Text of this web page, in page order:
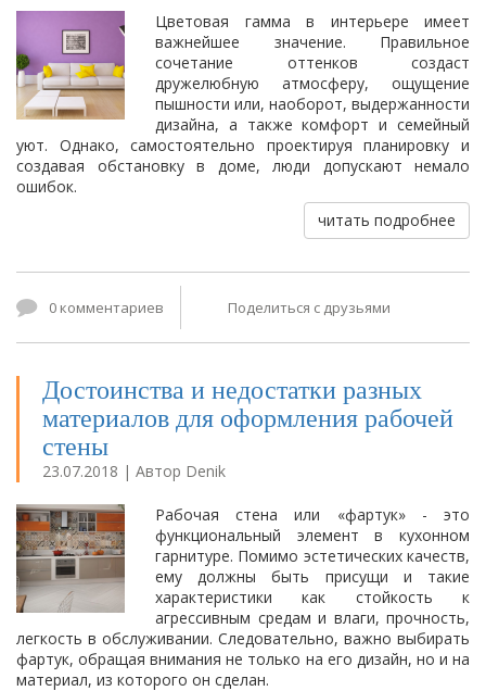
Цветовая гамма в интерьере имеет
важнейшее значение. Правильное
сочетание оттенков создаст
дружелюбную атмосферу, ощущение
пышности или, наоборот, выдержанности
дизайна, а также комфорт и семейный
уют. Однако, самостоятельно проектируя планировку и
создавая обстановку в доме, люди допускают немало
ошибок.
читать подробнее
0 комментариев Поделиться с друзьями
Достоинства и недостатки разных
материалов для оформления рабочей
стены
23.07.2018 | Автор Denik
Рабочая стена или «фартук» - это
функциональный элемент в кухонном
гарнитуре. Помимо эстетических качеств,
ему должны быть присущи и такие
характеристики как стойкость к
агрессивным средам и влаги, прочность,
легкость в обслуживании. Следовательно, важно выбирать
фартук, обращая внимания не только на его дизайн, но и на
материал, из которого он сделан.